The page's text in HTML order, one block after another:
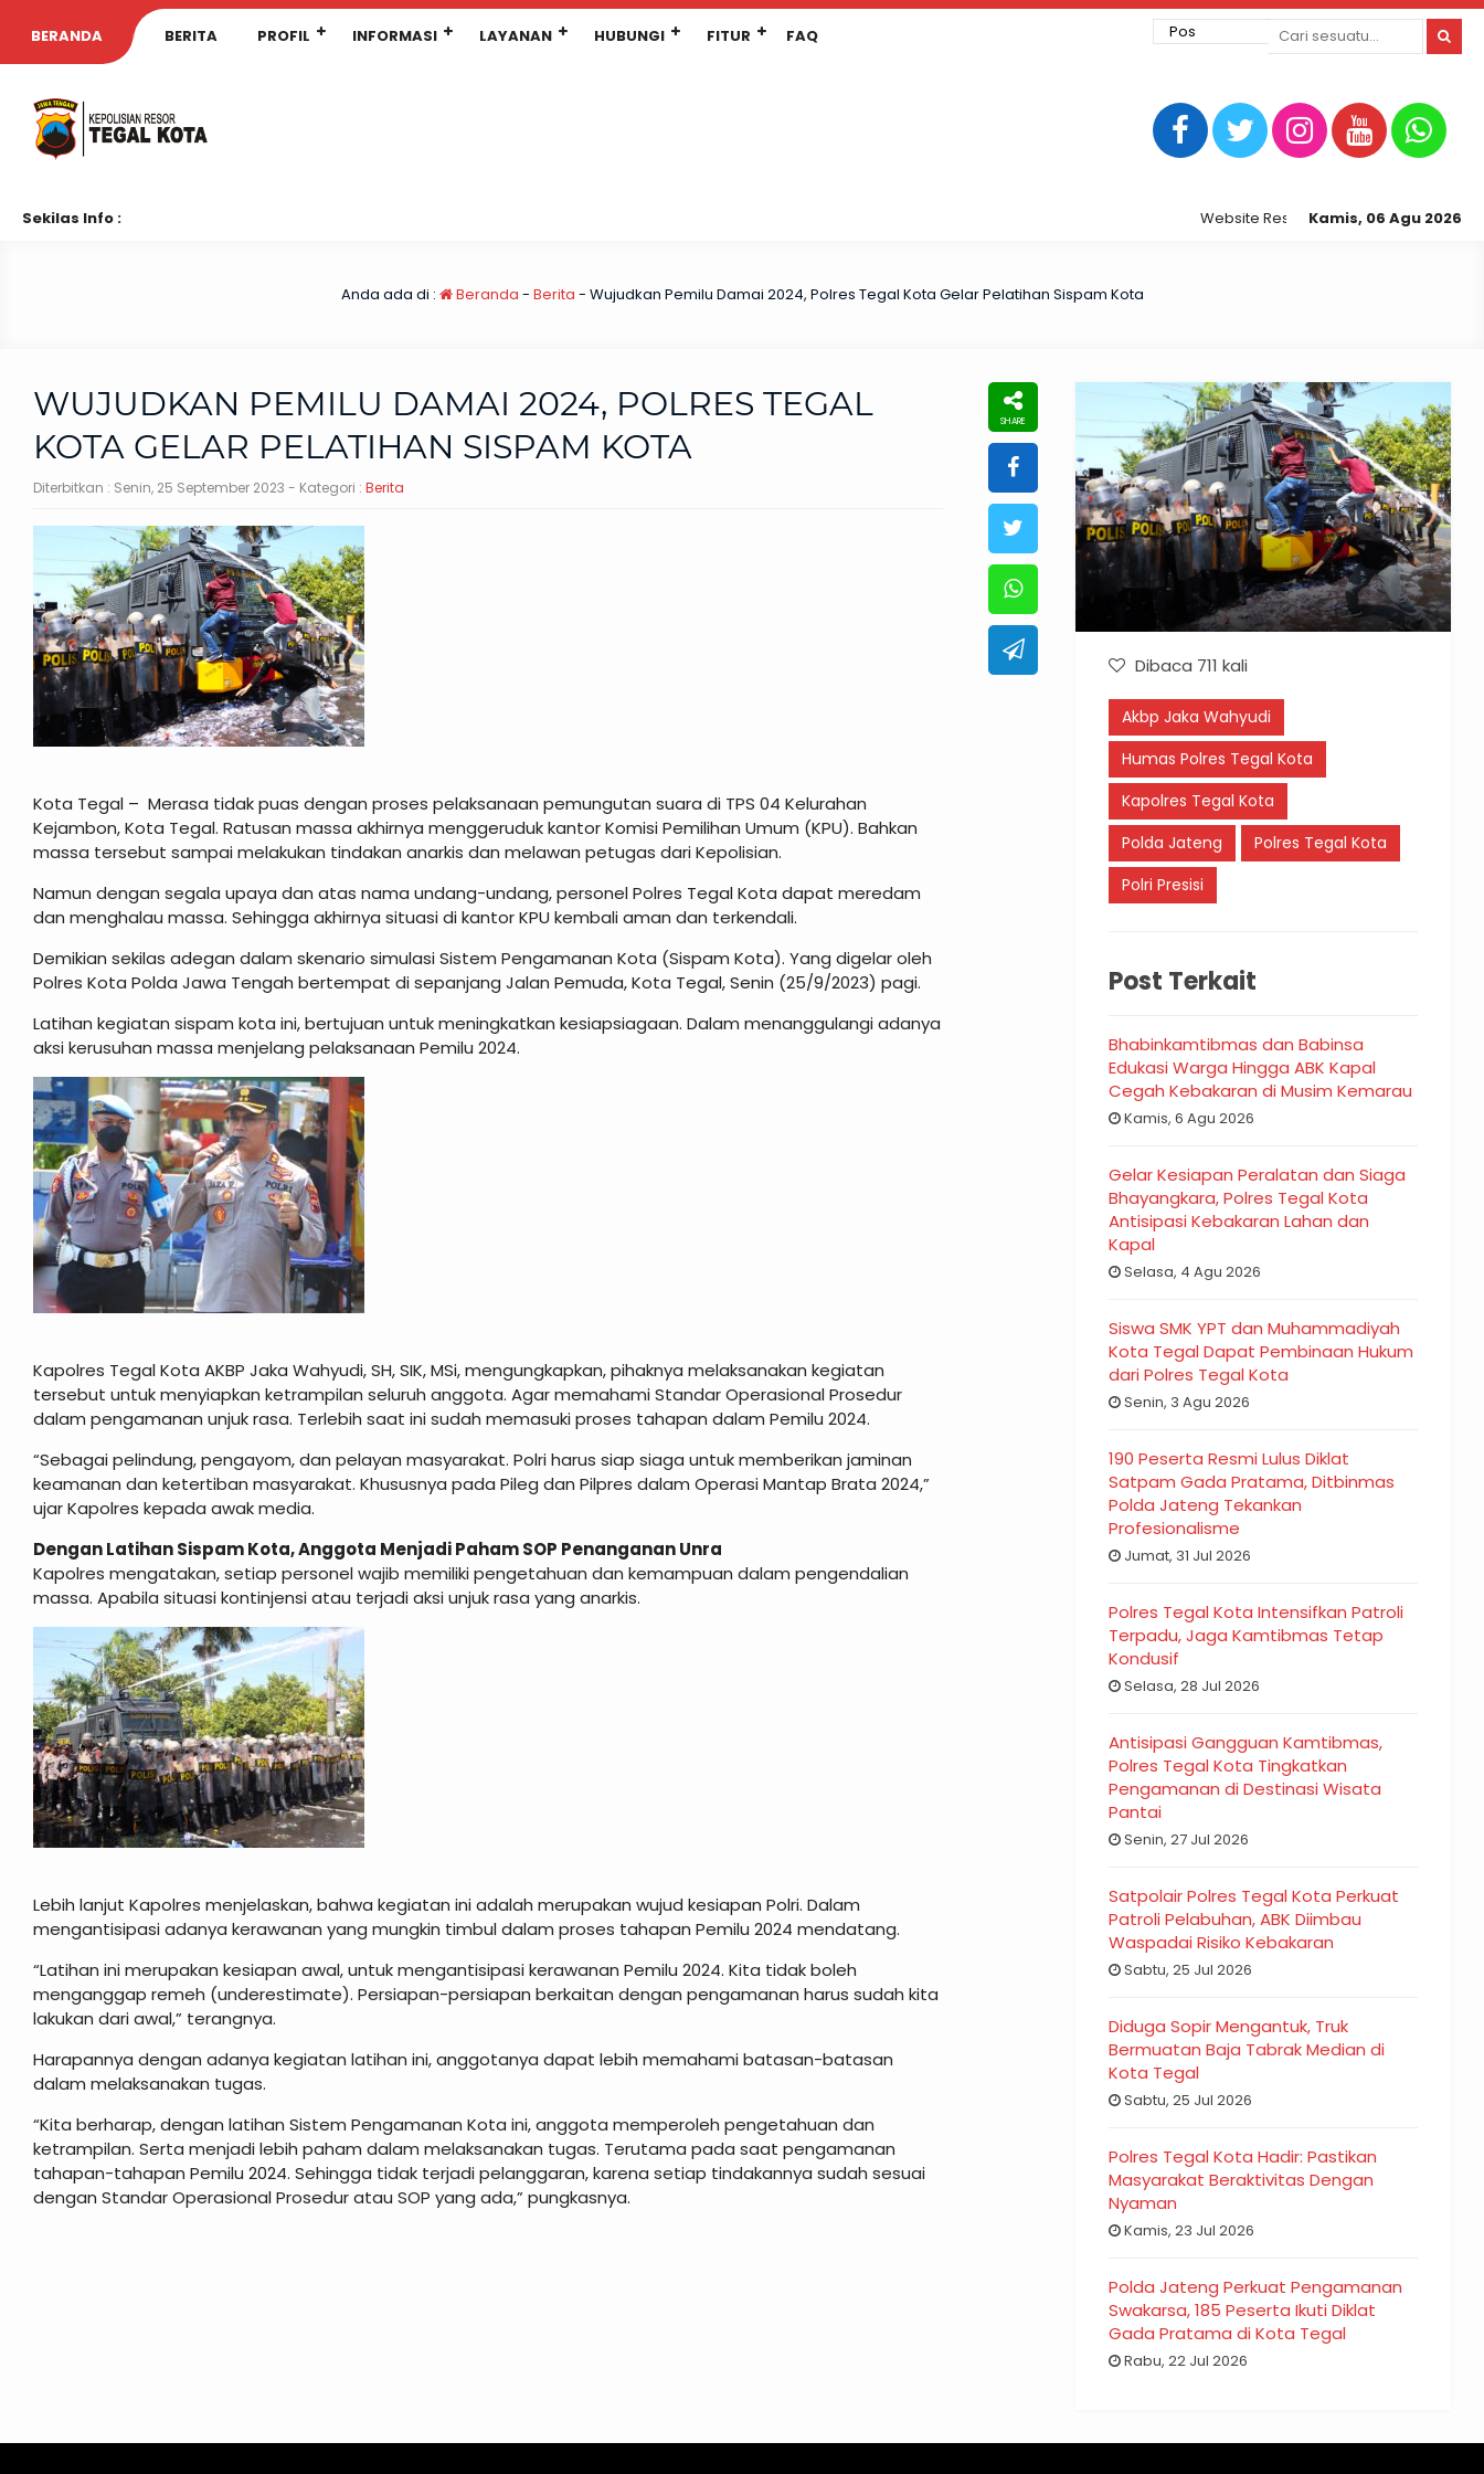
BERANDA BERITA PROFIL INFORMASI LAYANAN HUBUNGI FITUR FAQ
Sekilas Info : Kamis, 06 Agu 2026
Website Resmi Kepolisian Resor Tegal Kota
Anda ada di : Beranda - Berita - Wujudkan Pemilu Damai 2024, Polres Tegal Kota Gelar Pelatihan Sispam Kota
WUJUDKAN PEMILU DAMAI 2024, POLRES TEGAL
KOTA GELAR PELATIHAN SISPAM KOTA
Diterbitkan : Senin, 25 September 2023 - Kategori : Berita
Kota Tegal – Merasa tidak puas dengan proses pelaksanaan pemungutan suara di TPS 04 Kelurahan
Kejambon, Kota Tegal. Ratusan massa akhirnya menggeruduk kantor Komisi Pemilihan Umum (KPU). Bahkan
massa tersebut sampai melakukan tindakan anarkis dan melawan petugas dari Kepolisian.
Namun dengan segala upaya dan atas nama undang-undang, personel Polres Tegal Kota dapat meredam
dan menghalau massa. Sehingga akhirnya situasi di kantor KPU kembali aman dan terkendali.
Demikian sekilas adegan dalam skenario simulasi Sistem Pengamanan Kota (Sispam Kota). Yang digelar oleh
Polres Kota Polda Jawa Tengah bertempat di sepanjang Jalan Pemuda, Kota Tegal, Senin (25/9/2023) pagi.
Latihan kegiatan sispam kota ini, bertujuan untuk meningkatkan kesiapsiagaan. Dalam menanggulangi adanya
aksi kerusuhan massa menjelang pelaksanaan Pemilu 2024.
Kapolres Tegal Kota AKBP Jaka Wahyudi, SH, SIK, MSi, mengungkapkan, pihaknya melaksanakan kegiatan
tersebut untuk menyiapkan ketrampilan seluruh anggota. Agar memahami Standar Operasional Prosedur
dalam pengamanan unjuk rasa. Terlebih saat ini sudah memasuki proses tahapan dalam Pemilu 2024.
“Sebagai pelindung, pengayom, dan pelayan masyarakat. Polri harus siap siaga untuk memberikan jaminan
keamanan dan ketertiban masyarakat. Khususnya pada Pileg dan Pilpres dalam Operasi Mantap Brata 2024,”
ujar Kapolres kepada awak media.
Dengan Latihan Sispam Kota, Anggota Menjadi Paham SOP Penanganan Unra
Kapolres mengatakan, setiap personel wajib memiliki pengetahuan dan kemampuan dalam pengendalian
massa. Apabila situasi kontinjensi atau terjadi aksi unjuk rasa yang anarkis.
Lebih lanjut Kapolres menjelaskan, bahwa kegiatan ini adalah merupakan wujud kesiapan Polri. Dalam
mengantisipasi adanya kerawanan yang mungkin timbul dalam proses tahapan Pemilu 2024 mendatang.
“Latihan ini merupakan kesiapan awal, untuk mengantisipasi kerawanan Pemilu 2024. Kita tidak boleh
menganggap remeh (underestimate). Persiapan-persiapan berkaitan dengan pengamanan harus sudah kita
lakukan dari awal,” terangnya.
Harapannya dengan adanya kegiatan latihan ini, anggotanya dapat lebih memahami batasan-batasan
dalam melaksanakan tugas.
“Kita berharap, dengan latihan Sistem Pengamanan Kota ini, anggota memperoleh pengetahuan dan
ketrampilan. Serta menjadi lebih paham dalam melaksanakan tugas. Terutama pada saat pengamanan
tahapan-tahapan Pemilu 2024. Sehingga tidak terjadi pelanggaran, karena setiap tindakannya sudah sesuai
dengan Standar Operasional Prosedur atau SOP yang ada,” pungkasnya.
Dibaca 711 kali
Akbp Jaka Wahyudi
Humas Polres Tegal Kota
Kapolres Tegal Kota
Polda Jateng
Polres Tegal Kota
Polri Presisi
Post Terkait
Bhabinkamtibmas dan Babinsa
Edukasi Warga Hingga ABK Kapal
Cegah Kebakaran di Musim Kemarau
Kamis, 6 Agu 2026
Gelar Kesiapan Peralatan dan Siaga
Bhayangkara, Polres Tegal Kota
Antisipasi Kebakaran Lahan dan
Kapal
Selasa, 4 Agu 2026
Siswa SMK YPT dan Muhammadiyah
Kota Tegal Dapat Pembinaan Hukum
dari Polres Tegal Kota
Senin, 3 Agu 2026
190 Peserta Resmi Lulus Diklat
Satpam Gada Pratama, Ditbinmas
Polda Jateng Tekankan
Profesionalisme
Jumat, 31 Jul 2026
Polres Tegal Kota Intensifkan Patroli
Terpadu, Jaga Kamtibmas Tetap
Kondusif
Selasa, 28 Jul 2026
Antisipasi Gangguan Kamtibmas,
Polres Tegal Kota Tingkatkan
Pengamanan di Destinasi Wisata
Pantai
Senin, 27 Jul 2026
Satpolair Polres Tegal Kota Perkuat
Patroli Pelabuhan, ABK Diimbau
Waspadai Risiko Kebakaran
Sabtu, 25 Jul 2026
Diduga Sopir Mengantuk, Truk
Bermuatan Baja Tabrak Median di
Kota Tegal
Sabtu, 25 Jul 2026
Polres Tegal Kota Hadir: Pastikan
Masyarakat Beraktivitas Dengan
Nyaman
Kamis, 23 Jul 2026
Polda Jateng Perkuat Pengamanan
Swakarsa, 185 Peserta Ikuti Diklat
Gada Pratama di Kota Tegal
Rabu, 22 Jul 2026